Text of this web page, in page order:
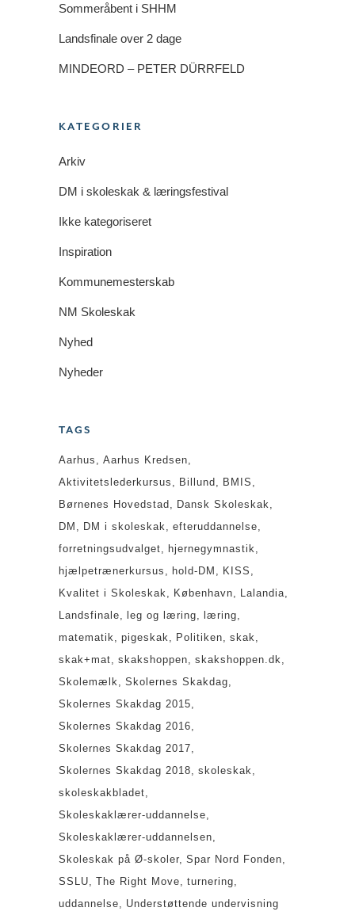
Sommeråbent i SHHM
Landsfinale over 2 dage
MINDEORD – PETER DÜRRFELD
KATEGORIER
Arkiv
DM i skoleskak & læringsfestival
Ikke kategoriseret
Inspiration
Kommunemesterskab
NM Skoleskak
Nyhed
Nyheder
TAGS
Aarhus
Aarhus Kredsen
Aktivitetslederkursus
Billund
BMIS
Børnenes Hovedstad
Dansk Skoleskak
DM
DM i skoleskak
efteruddannelse
forretningsudvalget
hjernegymnastik
hjælpetrænerkursus
hold-DM
KISS
Kvalitet i Skoleskak
København
Lalandia
Landsfinale
leg og læring
læring
matematik
pigeskak Politiken
skak
skak+mat
skakshoppen
skakshoppen.dk
Skolemælk
Skolernes Skakdag
Skolernes Skakdag 2015
Skolernes Skakdag 2016
Skolernes Skakdag 2017
Skolernes Skakdag 2018
skoleskak
skoleskakbladet
Skoleskaklærer-uddannelse
Skoleskaklærer-uddannelsen
Skoleskak på Ø-skoler Spar Nord Fonden
SSLU
The Right Move
turnering
uddannelse
Understøttende undervisning